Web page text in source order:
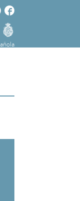
Facebook
Agencia
EFE